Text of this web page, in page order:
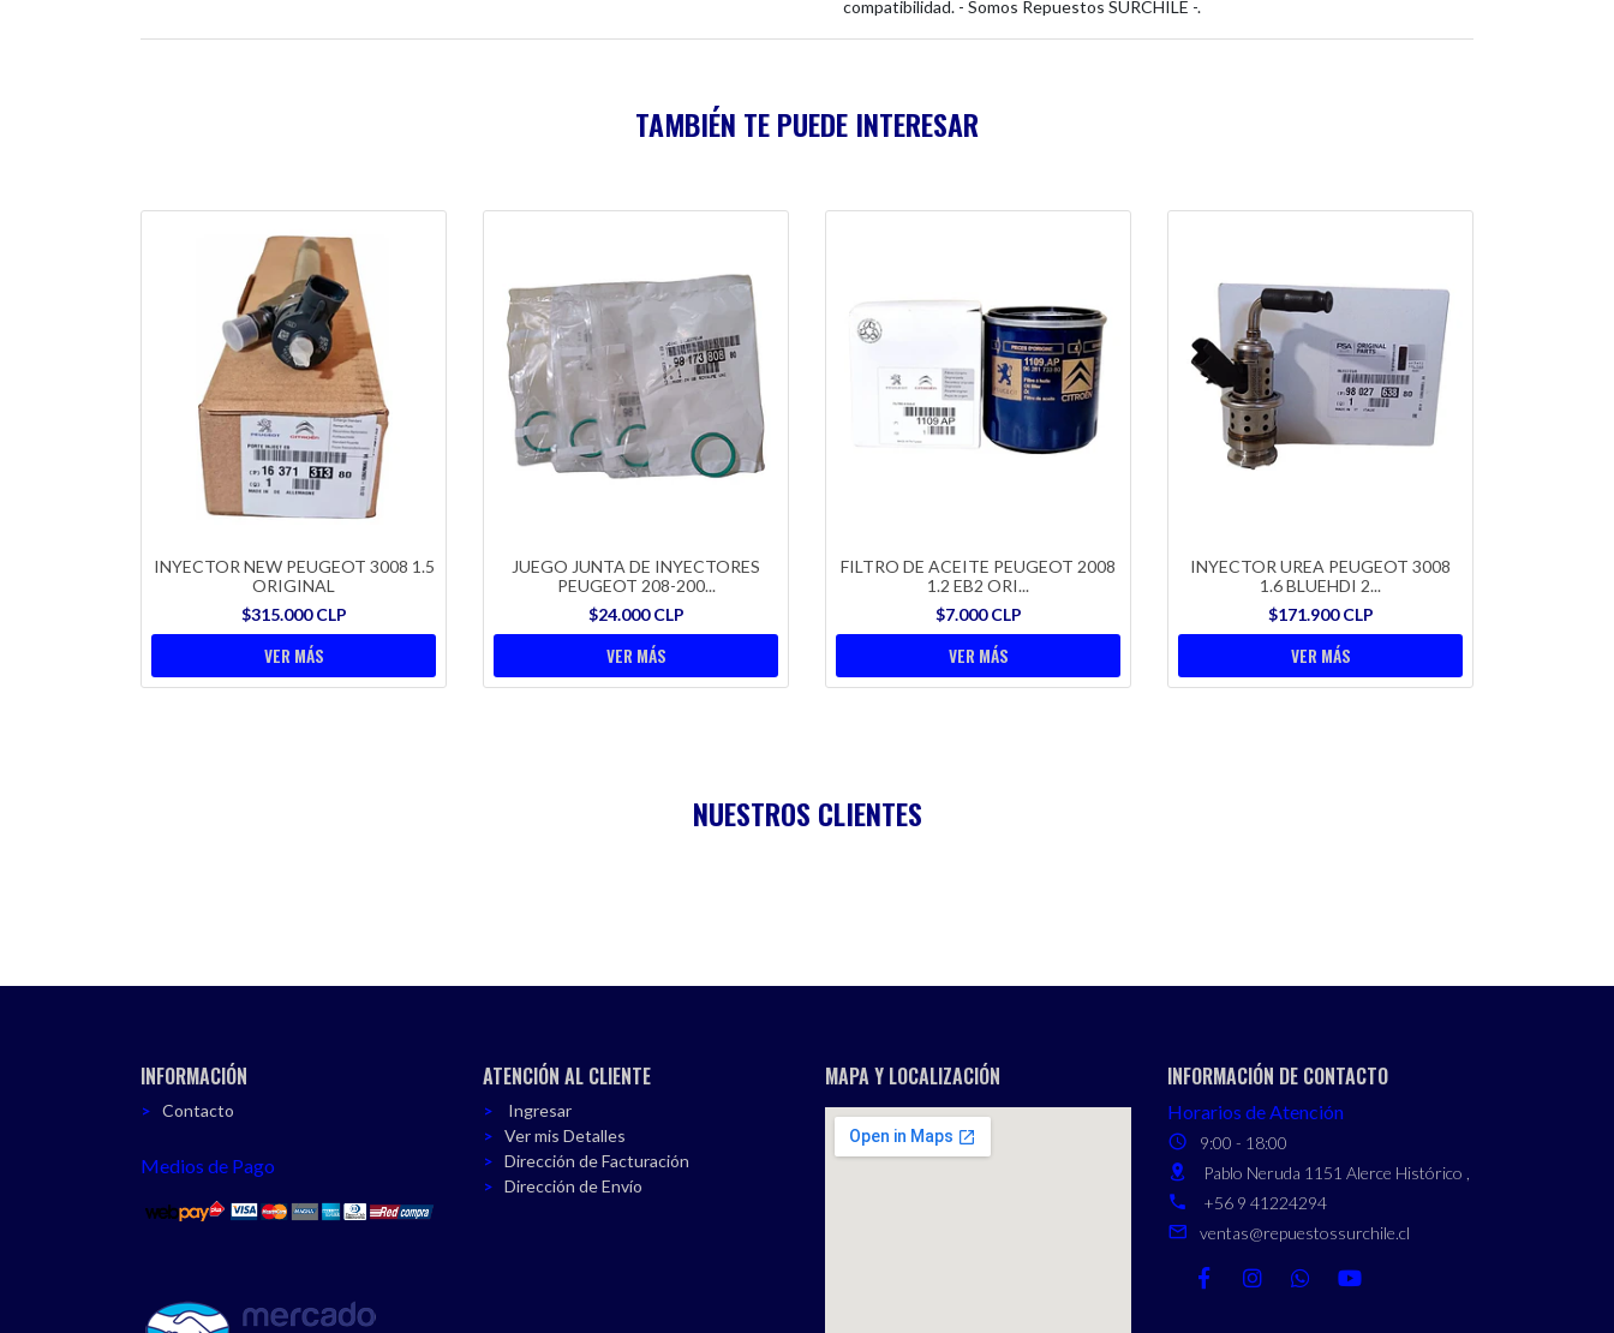
compatibilidad. - Somos Repuestos SURCHILE -.
TAMBIÉN TE PUEDE INTERESAR
INYECTOR NEW PEUGEOT 3008 1.5
ORIGINAL
$315.000 CLP
VER MÁS
JUEGO JUNTA DE INYECTORES
PEUGEOT 208-200...
$24.000 CLP
VER MÁS
FILTRO DE ACEITE PEUGEOT 2008
1.2 EB2 ORI...
$7.000 CLP
VER MÁS
INYECTOR UREA PEUGEOT 3008
1.6 BLUEHDI 2...
$171.900 CLP
VER MÁS
NUESTROS CLIENTES
INFORMACIÓN
Contacto
Medios de Pago
ATENCIÓN AL CLIENTE
Ingresar
Ver mis Detalles
Dirección de Facturación
Dirección de Envío
MAPA Y LOCALIZACIÓN INFORMACIÓN DE CONTACTO
Horarios de Atención
9:00 - 18:00
Pablo Neruda 1151 Alerce Histórico ,
+56 9 41224294
ventas@repuestossurchile.cl